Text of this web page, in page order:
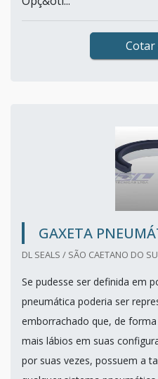
GAXETA
DL SEALS / SÃO CAETANO DO
Se pudesse ser definida em
pneumática poderia ser
emborrachado que, de
mais lábios em suas
por suas vezes, possuem a